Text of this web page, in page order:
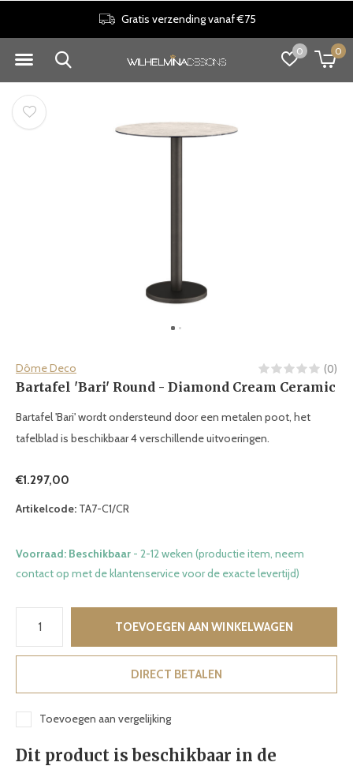
0 0
Gratis verzending vanaf €75
Dôme Deco (0)
Bartafel 'Bari' Round - Diamond Cream Ceramic
Bartafel 'Bari' wordt ondersteund door een metalen poot, het
tafelblad is beschikbaar 4 verschillende uitvoeringen.
€1.297,00
Artikelcode: TA7-C1/CR
Voorraad: Beschikbaar - 2-12 weken (productie item, neem
contact op met de klantenservice voor de exacte levertijd)
TOEVOEGEN AAN WINKELWAGEN
DIRECT BETALEN
Toevoegen aan vergelijking
Dit product is beschikbaar in de